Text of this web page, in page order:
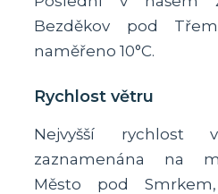
Bezděkov pod
naměřeno 10°C.
Rychlost větru
Nejvyšší rychlost
zaznamenána na
Město pod